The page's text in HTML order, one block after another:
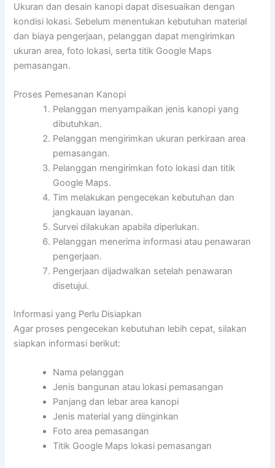
Ukuran dan desain kanopi dapat disesuaikan dengan
kondisi lokasi. Sebelum menentukan kebutuhan material
dan biaya pengerjaan, pelanggan dapat mengirimkan
ukuran area, foto lokasi, serta titik Google Maps
pemasangan.
Proses Pemesanan Kanopi
Pelanggan menyampaikan jenis kanopi yang
dibutuhkan.
Pelanggan mengirimkan ukuran perkiraan area
pemasangan.
Pelanggan mengirimkan foto lokasi dan titik
Google Maps.
Tim melakukan pengecekan kebutuhan dan
jangkauan layanan.
Survei dilakukan apabila diperlukan.
Pelanggan menerima informasi atau penawaran
pengerjaan.
Pengerjaan dijadwalkan setelah penawaran
disetujui.
Informasi yang Perlu Disiapkan
Agar proses pengecekan kebutuhan lebih cepat, silakan
siapkan informasi berikut:
Nama pelanggan
Jenis bangunan atau lokasi pemasangan
Panjang dan lebar area kanopi
Jenis material yang diinginkan
Foto area pemasangan
Titik Google Maps lokasi pemasangan